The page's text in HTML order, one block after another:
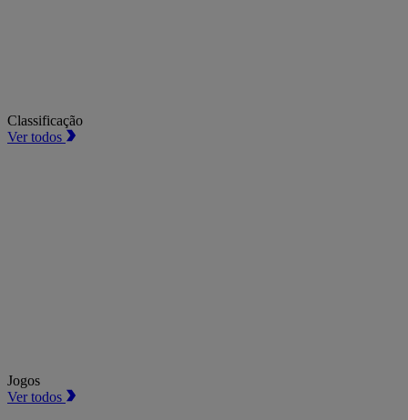
Classificação
Ver todos
Jogos
Ver todos